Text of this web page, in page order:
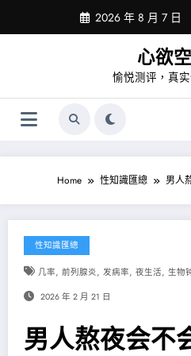
content
2026 年 8 月 7 日
心欲
愉悦测评，真
Home 性知識匯總 男人
性知識匯總
几率, 前列腺炎, 发病率, 夜生活, 生物
2026 年 2 月 21 日
男人熬夜会不